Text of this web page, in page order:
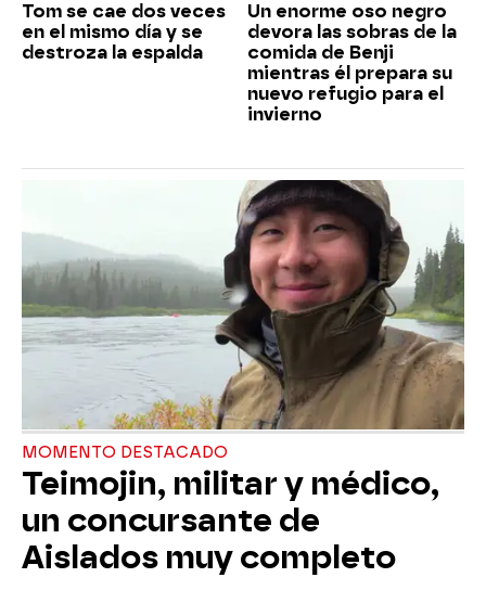
Tom se cae dos veces
en el mismo día y se
destroza la espalda
Un enorme oso negro
devora las sobras de la
comida de Benji
mientras él prepara su
nuevo refugio para el
invierno
MOMENTO DESTACADO
Teimojin, militar y médico,
un concursante de
Aislados muy completo